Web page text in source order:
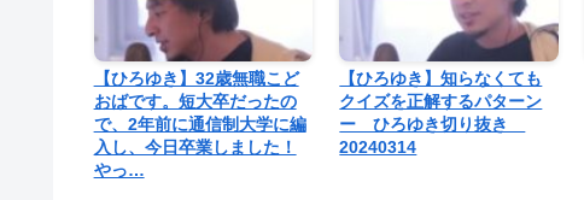
【ひろゆき】32歳無職こど
おばです。短大卒だったの
で、2年前に通信制大学に編
入し、今日卒業しました！
やっ…
【ひろゆき】知らなくても
クイズを正解するパターン
ー ひろゆき切り抜き
20240314